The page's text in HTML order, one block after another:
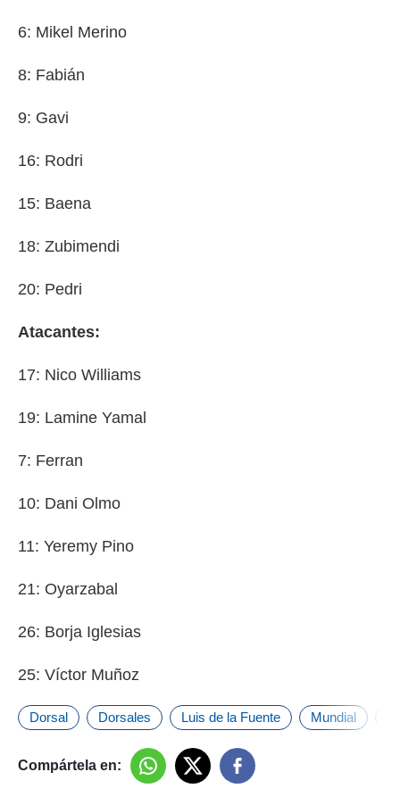
6: Mikel Merino
8: Fabián
9: Gavi
16: Rodri
15: Baena
18: Zubimendi
20: Pedri
Atacantes:
17: Nico Williams
19: Lamine Yamal
7: Ferran
10: Dani Olmo
11: Yeremy Pino
21: Oyarzabal
26: Borja Iglesias
25: Víctor Muñoz
Dorsal Dorsales Luis de la Fuente Mundial
Compártela en: